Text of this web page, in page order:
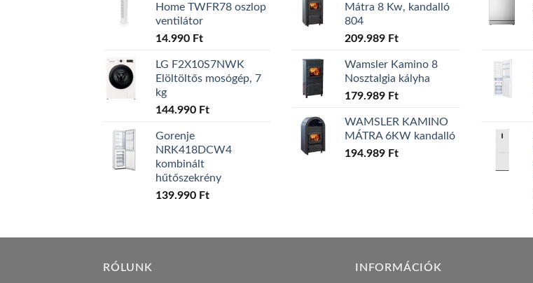
Home TWFR78 oszlop
ventilátor
14.990 Ft
LG F2X10S7NWK
Elöltöltős mosógép, 7
kg
144.990 Ft
Gorenje
NRK418DCW4
kombinált
hűtőszekrény
139.990 Ft
Mátra 8 Kw, kandalló
804
209.989 Ft
Wamsler Kamino 8
Nosztalgia kályha
179.989 Ft
WAMSLER KAMINO
MÁTRA 6KW kandalló
194.989 Ft
RÓLUNK INFORMÁCIÓK